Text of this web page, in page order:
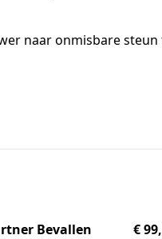
naar onmisbare steun
Bevallen
€